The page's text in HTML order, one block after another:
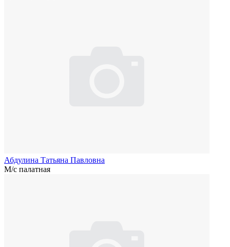
Абдулина Татьяна Павловна
М/с палатная